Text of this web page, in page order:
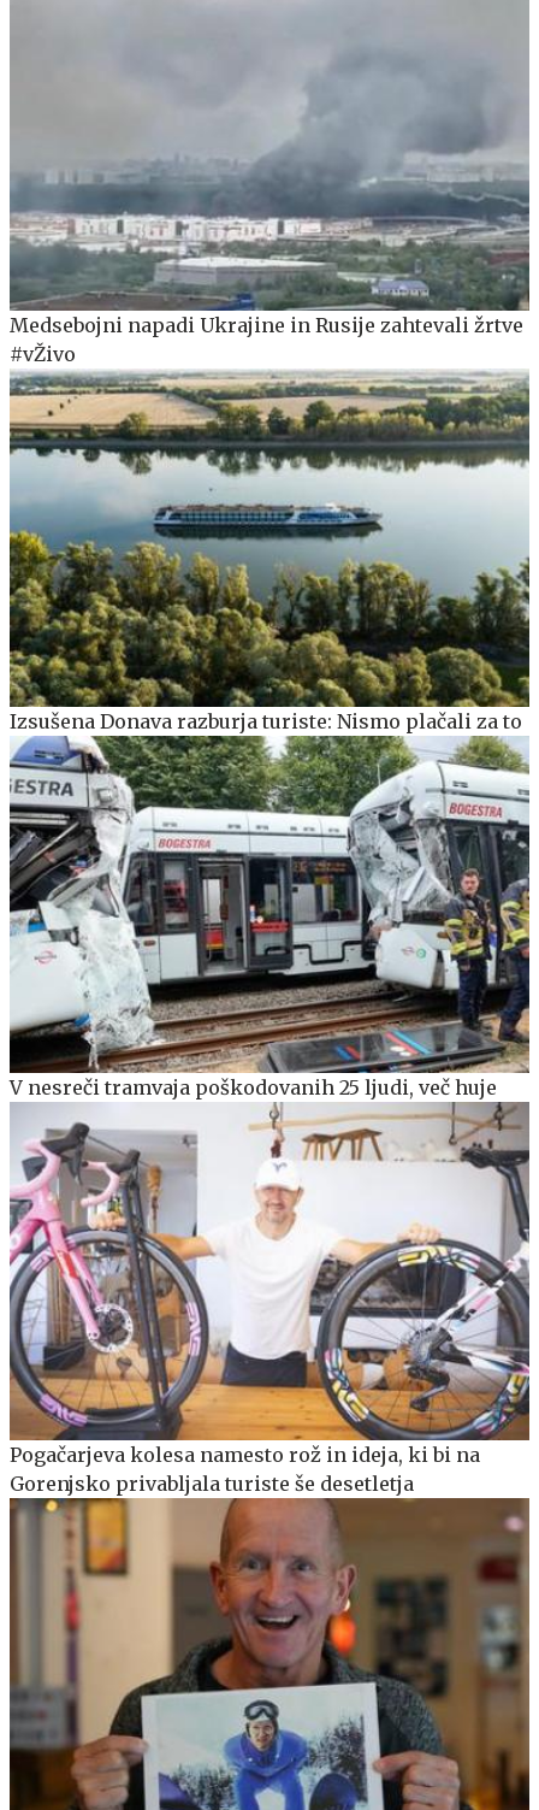
Medsebojni napadi Ukrajine in Rusije zahtevali žrtve
#vŽivo
Izsušena Donava razburja turiste: Nismo plačali za to
V nesreči tramvaja poškodovanih 25 ljudi, več huje
Pogačarjeva kolesa namesto rož in ideja, ki bi na
Gorenjsko privabljala turiste še desetletja